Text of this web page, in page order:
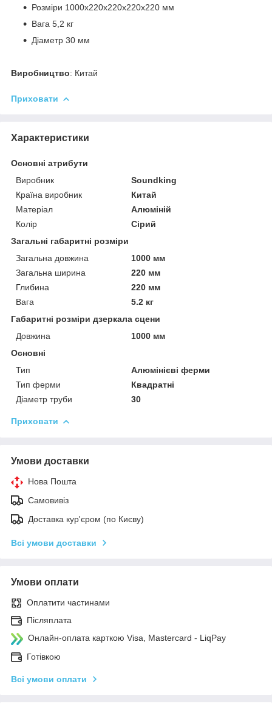
Розміри 1000x220x220x220x220 мм
Вага 5,2 кг
Діаметр 30 мм
Виробництво: Китай
Приховати
Характеристики
Основні атрибути
Виробник
Soundking
Країна виробник
Китай
Матеріал
Алюміній
Колір
Сірий
Загальні габаритні розміри
Загальна довжина
1000 мм
Загальна ширина
220 мм
Глибина
220 мм
Вага
5.2 кг
Габаритні розміри дзеркала сцени
Довжина
1000 мм
Основні
Тип
Алюмінієві ферми
Тип ферми
Квадратні
Діаметр труби
30
Приховати
Умови доставки
Нова Пошта
Самовивіз
Доставка кур'єром (по Києву)
Всі умови доставки
Умови оплати
Оплатити частинами
Післяплата
Онлайн-оплата карткою Visa, Mastercard - LiqPay
Готівкою
Всі умови оплати